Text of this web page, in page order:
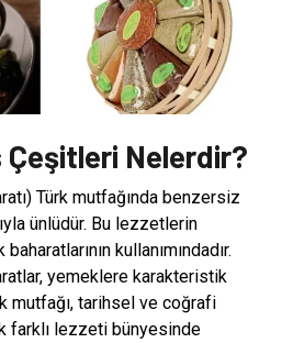
Nelerdir?
Türk mutfağında benzersiz
ünlüdür. Bu lezzetlerin
kullanımındadır.
yemeklere karakteristik
mutfağı, tarihsel ve coğrafi
farklı lezzeti bünyesinde